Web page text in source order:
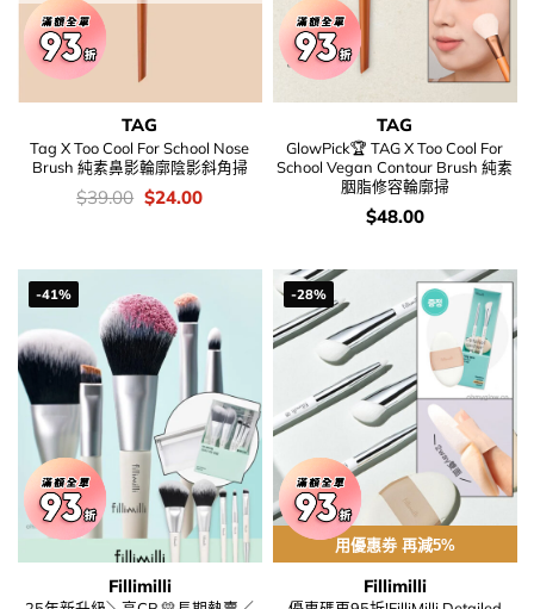
TAG
Tag X Too Cool For School Nose
Brush 純素鼻影輪廓陰影斜角掃
價
錢：
$39.00 Original
price
$24.00Current
TAG
GlowPick🏆 TAG X Too Cool For
School Vegan Contour Brush 純素
胭脂修容輪廓掃
價
錢：
$48.00
-41%
Fillimilli
-28%
用優惠劵 再減5%
Fillimilli